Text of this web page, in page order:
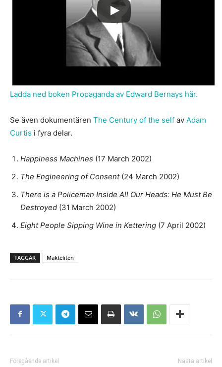
Ladda ned boken Propaganda av Edward Bernays här.
Se även dokumentären The Century of the self av Adam
Curtis i fyra delar.
Happiness Machines (17 March 2002)
The Engineering of Consent(24 March 2002)
There is a Policeman Inside All Our Heads: He Must Be
Destroyed (31 March 2002)
Eight People Sipping Wine in Kettering (7 April 2002)
TAGGAR Makteliten
Föregående artikel Nästa artikel